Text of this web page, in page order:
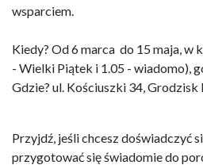
wsparciem.
Kiedy? Od 6 marca do 15 maja, w
- Wielki Piątek i 1.05 - wiadomo),
Gdzie? ul. Kościuszki 34, Grodzisk
Przyjdź, jeśli chcesz doświadczyć
przygotować się świadomie do